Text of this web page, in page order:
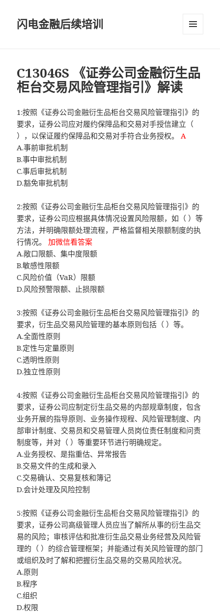
闪电金融后续培训
C13046S 《证券公司金融衍生品
柜台交易风险管理指引》解读
1:按照《证券公司金融衍生品柜台交易风险管理指引》的
要求，证券公司应对履约保障品和交易对手授信建立（
），以保证履约保障品和交易对手符合业务授权。A
A.事前审批机制
B.事中审批机制
C.事后审批机制
D.豁免审批机制
2:按照《证券公司金融衍生品柜台交易风险管理指引》的
要求，证券公司应根据具体情况设置风险限额，如（ ）等
方法，并明确限额处理流程，严格监督相关限额制度的执
行情况。加微信看答案
A.敞口限额、集中度限额
B.敏感性限额
C.风险价值（VaR）限额
D.风险预警限额、止损限额
3:按照《证券公司金融衍生品柜台交易风险管理指引》的
要求，衍生品交易风险管理的基本原则包括（ ）等。
A.全面性原则
B.定性与定量原则
C.透明性原则
D.独立性原则
4:按照《证券公司金融衍生品柜台交易风险管理指引》的
要求，证券公司应制定衍生品交易的内部规章制度，包含
业务开展的指导原则、业务操作规程、风险管理制度、内
部审计制度、交易员和交易管理人员岗位责任制度和问责
制度等，并对（ ）等重要环节进行明确规定。
A.业务授权、是指重估、异常报告
B.交易文件的生成和录入
C.交易确认、交易复核和簿记
D.会计处理及风险控制
5:按照《证券公司金融衍生品柜台交易风险管理指引》的
要求，证券公司高级管理人员应当了解所从事的衍生品交
易的风险；审核评估和批准衍生品交易业务经营及风险管
理的（ ）的综合管理框架；并能通过有关风险管理的部门
或组织及时了解和把握衍生品交易的交易风险状况。
A.原则
B.程序
C.组织
D.权限